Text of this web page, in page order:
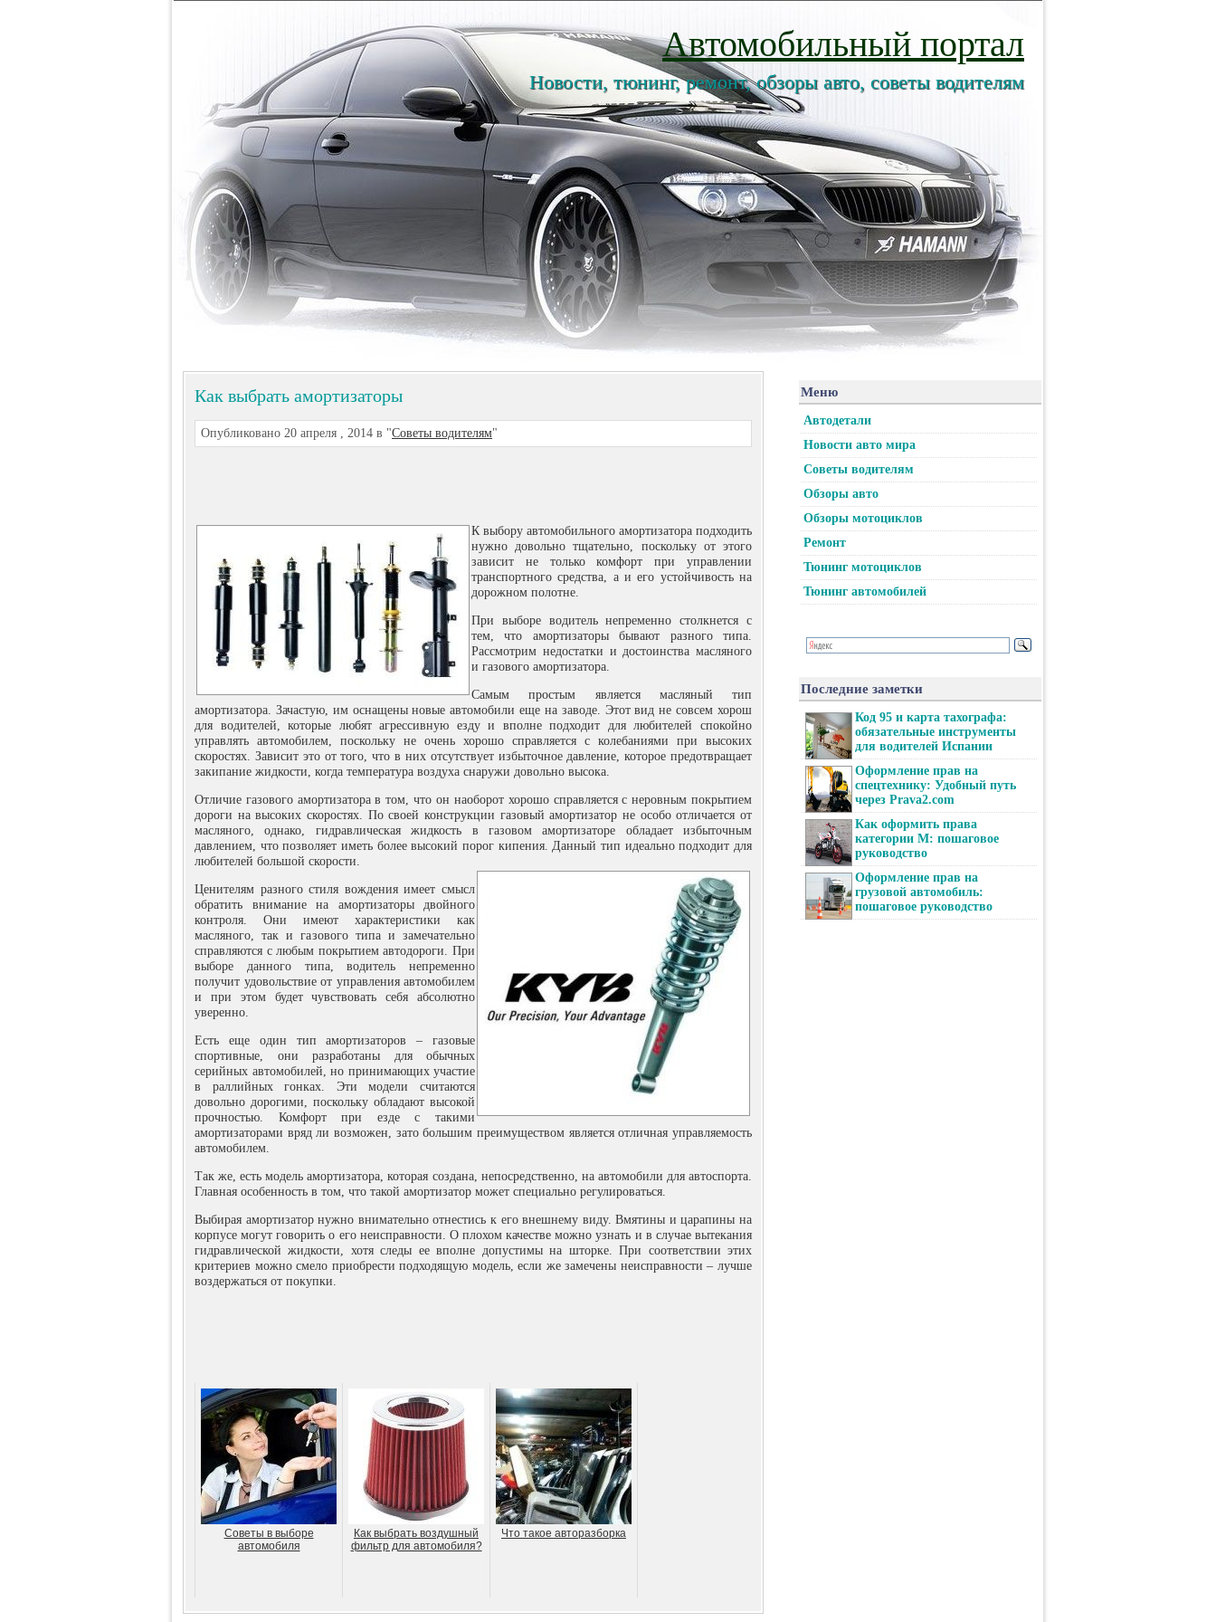
Автомобильный портал
Новости, тюнинг, ремонт, обзоры авто, советы водителям
Как выбрать амортизаторы
Опубликовано 20 апреля , 2014 в "Советы водителям"
К выбору автомобильного амортизатора подходить
нужно довольно тщательно, поскольку от этого
зависит не только комфорт при управлении
транспортного средства, а и его устойчивость на
дорожном полотне.
При выборе водитель непременно столкнется с
тем, что амортизаторы бывают разного типа.
Рассмотрим недостатки и достоинства масляного
и газового амортизатора.
Самым простым является масляный тип
амортизатора. Зачастую, им оснащены новые автомобили еще на заводе. Этот вид не совсем хорош
для водителей, которые любят агрессивную езду и вполне подходит для любителей спокойно
управлять автомобилем, поскольку не очень хорошо справляется с колебаниями при высоких
скоростях. Зависит это от того, что в них отсутствует избыточное давление, которое предотвращает
закипание жидкости, когда температура воздуха снаружи довольно высока.
Отличие газового амортизатора в том, что он наоборот хорошо справляется с неровным покрытием
дороги на высоких скоростях. По своей конструкции газовый амортизатор не особо отличается от
масляного, однако, гидравлическая жидкость в газовом амортизаторе обладает избыточным
давлением, что позволяет иметь более высокий порог кипения. Данный тип идеально подходит для
любителей большой скорости.
Ценителям разного стиля вождения имеет смысл
обратить внимание на амортизаторы двойного
контроля. Они имеют характеристики как
масляного, так и газового типа и замечательно
справляются с любым покрытием автодороги. При
выборе данного типа, водитель непременно
получит удовольствие от управления автомобилем
и при этом будет чувствовать себя абсолютно
уверенно.
Есть еще один тип амортизаторов – газовые
спортивные, они разработаны для обычных
серийных автомобилей, но принимающих участие
в раллийных гонках. Эти модели считаются
довольно дорогими, поскольку обладают высокой
прочностью. Комфорт при езде с такими
амортизаторами вряд ли возможен, зато большим преимуществом является отличная управляемость
автомобилем.
Так же, есть модель амортизатора, которая создана, непосредственно, на автомобили для автоспорта.
Главная особенность в том, что такой амортизатор может специально регулироваться.
Выбирая амортизатор нужно внимательно отнестись к его внешнему виду. Вмятины и царапины на
корпусе могут говорить о его неисправности. О плохом качестве можно узнать и в случае вытекания
гидравлической жидкости, хотя следы ее вполне допустимы на шторке. При соответствии этих
критериев можно смело приобрести подходящую модель, если же замечены неисправности – лучше
воздержаться от покупки.
Советы в выборе
автомобиля
Как выбрать воздушный
фильтр для автомобиля?
Что такое авторазборка
Меню
Автодетали
Новости авто мира
Советы водителям
Обзоры авто
Обзоры мотоциклов
Ремонт
Тюнинг мотоциклов
Тюнинг автомобилей
Последние заметки
Код 95 и карта тахографа:
обязательные инструменты
для водителей Испании
Оформление прав на
спецтехнику: Удобный путь
через Prava2.com
Как оформить права
категории М: пошаговое
руководство
Оформление прав на
грузовой автомобиль:
пошаговое руководство